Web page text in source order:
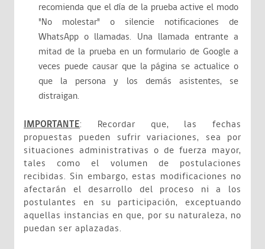
recomienda que el día de la prueba active el modo
"No molestar" o silencie notificaciones de
WhatsApp o llamadas. Una llamada entrante a
mitad de la prueba en un formulario de Google a
veces puede causar que la página se actualice o
que la persona y los demás asistentes, se
distraigan.
IMPORTANTE: Recordar que, las fechas
propuestas pueden sufrir variaciones, sea por
situaciones administrativas o de fuerza mayor,
tales como el volumen de postulaciones
recibidas. Sin embargo, estas modificaciones no
afectarán el desarrollo del proceso ni a los
postulantes en su participación, exceptuando
aquellas instancias en que, por su naturaleza, no
puedan ser aplazadas.